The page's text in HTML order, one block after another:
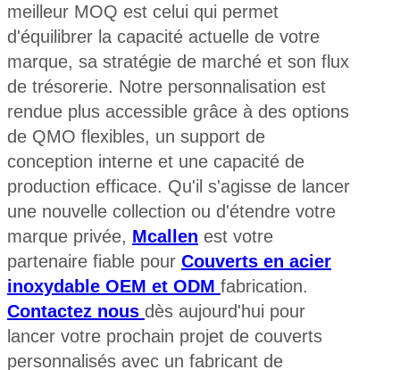
meilleur MOQ est celui qui permet
d'équilibrer la capacité actuelle de votre
marque, sa stratégie de marché et son flux
de trésorerie. Notre personnalisation est
rendue plus accessible grâce à des options
de QMO flexibles, un support de
conception interne et une capacité de
production efficace. Qu'il s'agisse de lancer
une nouvelle collection ou d'étendre votre
marque privée, Mcallen est votre
partenaire fiable pour Couverts en acier
inoxydable OEM et ODM fabrication.
Contactez nous dès aujourd'hui pour
lancer votre prochain projet de couverts
personnalisés avec un fabricant de